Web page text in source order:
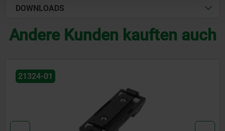
DOWNLOADS
Andere Kunden kauften auch
21324-01